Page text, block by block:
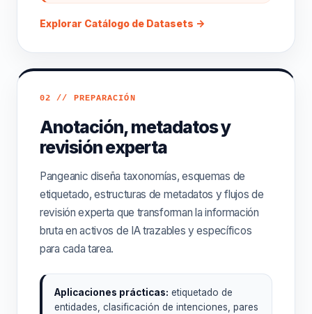
Explorar Catálogo de Datasets →
02 // PREPARACIÓN
Anotación, metadatos y
revisión experta
Pangeanic diseña taxonomías, esquemas de
etiquetado, estructuras de metadatos y flujos de
revisión experta que transforman la información
bruta en activos de IA trazables y específicos
para cada tarea.
Aplicaciones prácticas: etiquetado de
entidades, clasificación de intenciones, pares